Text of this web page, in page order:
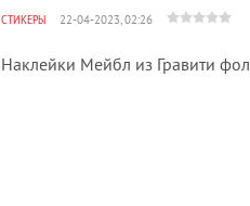
СТИКЕРЫ 22-04-2023, 02:26
Наклейки Мейбл из Гравити фол